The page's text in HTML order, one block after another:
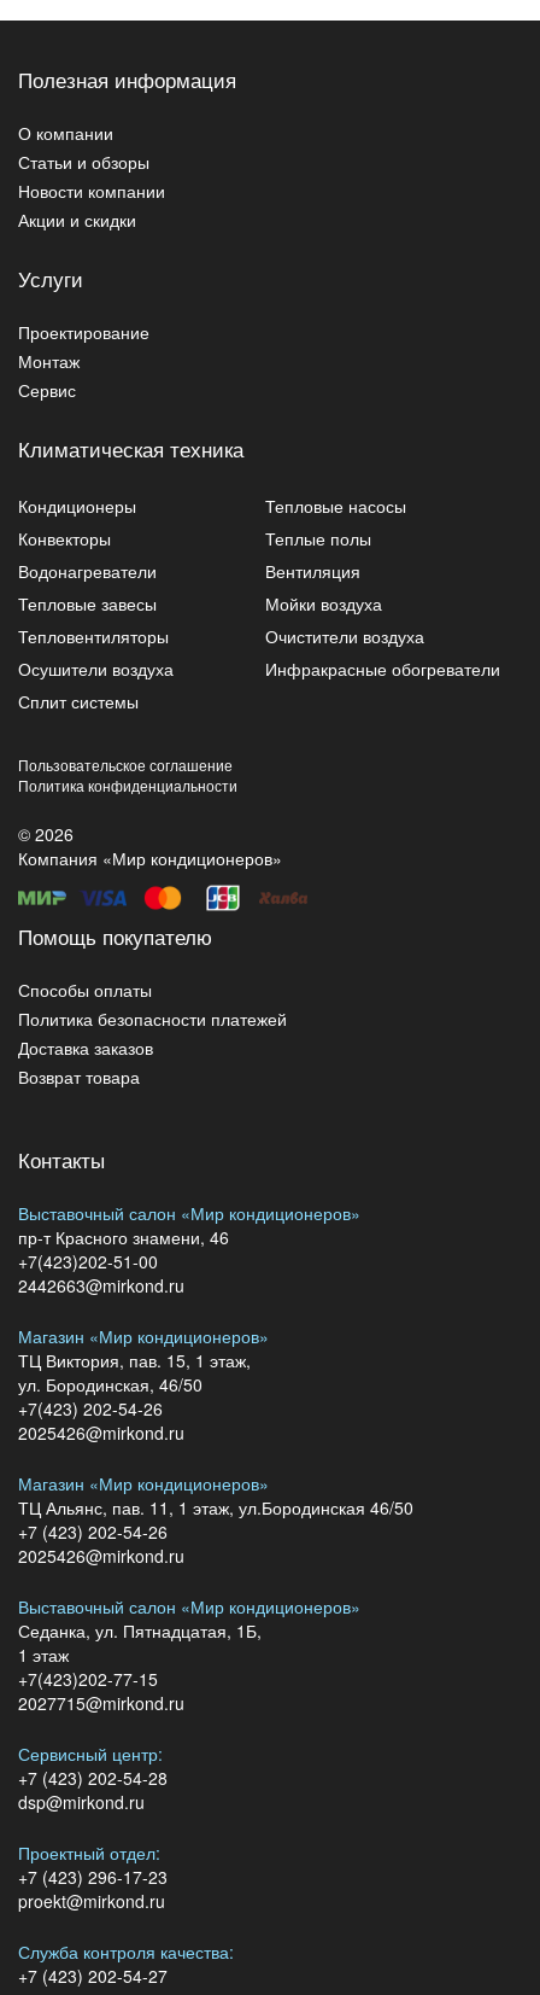
Полезная информация
О компании
Статьи и обзоры
Новости компании
Акции и скидки
Услуги
Проектирование
Монтаж
Сервис
Климатическая техника
Кондиционеры
Тепловые насосы
Конвекторы
Теплые полы
Водонагреватели
Вентиляция
Тепловые завесы
Мойки воздуха
Тепловентиляторы
Очистители воздуха
Осушители воздуха
Инфракрасные обогреватели
Сплит системы
Пользовательское соглашение
Политика конфиденциальности
© 2026
Компания «Мир кондиционеров»
Помощь покупателю
Способы оплаты
Политика безопасности платежей
Доставка заказов
Возврат товара
Контакты
Выставочный салон «Мир кондиционеров»
пр-т Красного знамени, 46
+7(423)202-51-00
2442663@mirkond.ru
Магазин «Мир кондиционеров»
ТЦ Виктория, пав. 15, 1 этаж,
ул. Бородинская, 46/50
+7(423) 202-54-26
2025426@mirkond.ru
Магазин «Мир кондиционеров»
ТЦ Альянс, пав. 11, 1 этаж, ул.Бородинская 46/50
+7 (423) 202-54-26
2025426@mirkond.ru
Выставочный салон «Мир кондиционеров»
Седанка, ул. Пятнадцатая, 1Б,
1 этаж
+7(423)202-77-15
2027715@mirkond.ru
Сервисный центр:
+7 (423) 202-54-28
dsp@mirkond.ru
Проектный отдел:
+7 (423) 296-17-23
proekt@mirkond.ru
Служба контроля качества:
+7 (423) 202-54-27